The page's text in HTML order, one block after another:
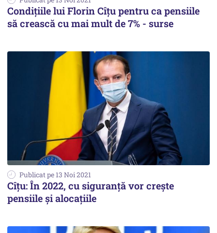
Condițiile lui Florin Cîțu pentru ca pensiile
să crească cu mai mult de 7% - surse
Publicat pe 13 Noi 2021
Cîțu: În 2022, cu siguranță vor crește
pensiile și alocațiile